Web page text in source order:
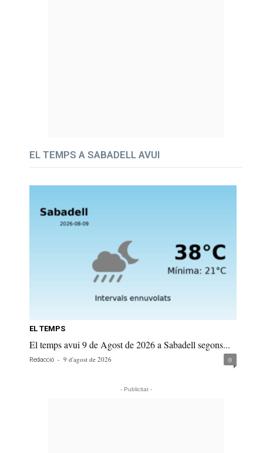
EL TEMPS A SABADELL AVUI
EL TEMPS
El temps avui 9 de Agost de 2026 a Sabadell segons...
Redacció - 9 d'agost de 2026 0
- Publicitat -